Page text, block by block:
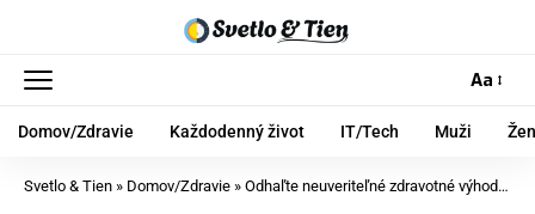
Aa
Domov/Zdravie Každodenný život IT/Tech Muži
Svetlo & Tien » Domov/Zdravie » Odhaľte neuveriteľné zdravotné výhody prosa: Tieto spôsoby použitia vás prekvapia!